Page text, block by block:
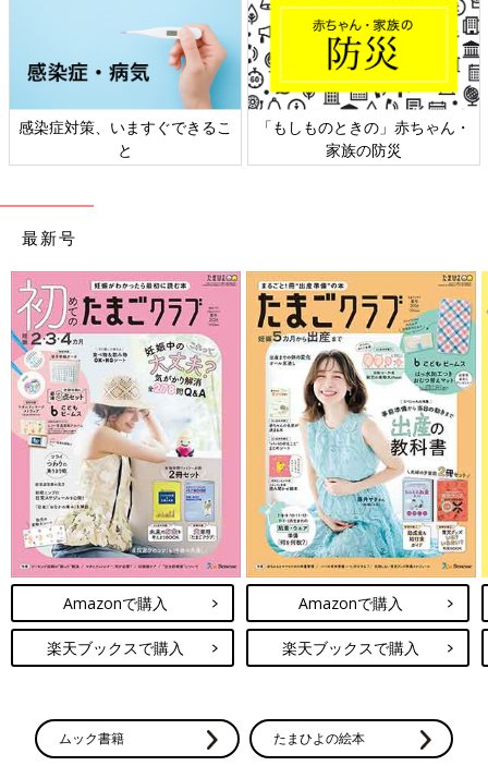
感染症対策、いますぐできるこ
と
「もしものときの」赤ちゃん・
家族の防災
最新号
Amazonで購入
楽天ブックスで購入
Amazonで購入
楽天ブックスで購入
ムック書籍 たまひよの絵本